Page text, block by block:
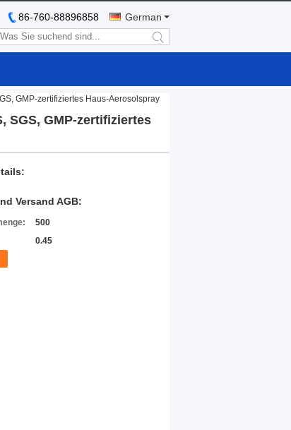
German
86-760-88896858
search
GMP-zertifiziertes Haus-Aerosolspray
SGS, GMP-zertifiziertes
Versand AGB:
500
0.45